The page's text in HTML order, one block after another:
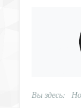
Вы здесь: